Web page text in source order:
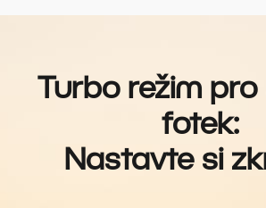
Turbo režim
fotek:
Nastavte si